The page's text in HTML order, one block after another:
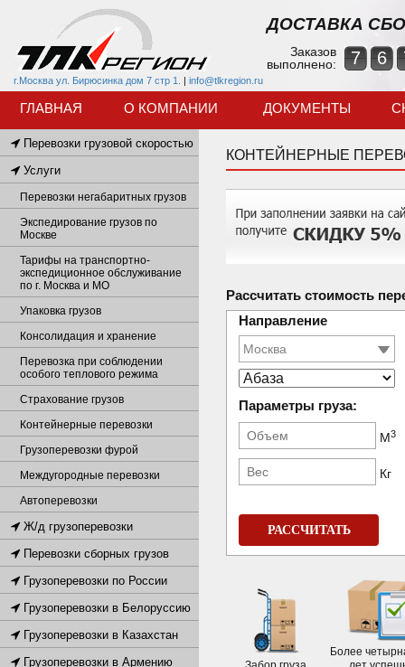
г.Москва ул. Бирюсинка дом 7 стр 1. | info@tlkregion.ru
ДОСТАВКА
Заказов
выполнено:
7 6
ГЛАВНАЯ О КОМПАНИИ ДОКУМЕНТЫ
КОНТЕЙНЕРНЫЕ
Рассчитать стоимость
Направление
Параметры груза:
М3
Кг
РАССЧИТАТЬ
Более
Перевозки грузовой скоростью
Услуги
Перевозки негабаритных грузов
Экспедирование грузов по
Москве
Тарифы на транспортно-
экспедиционное обслуживание
по г. Москва и МО
Упаковка грузов
Консолидация и хранение
Перевозка при соблюдении
особого теплового режима
Страхование грузов
Контейнерные перевозки
Грузоперевозки фурой
Междугородные перевозки
Автоперевозки
Ж/д грузоперевозки
Перевозки сборных грузов
Грузоперевозки по России
Грузоперевозки в Белоруссию
Грузоперевозки в Казахстан
Грузоперевозки в Армению